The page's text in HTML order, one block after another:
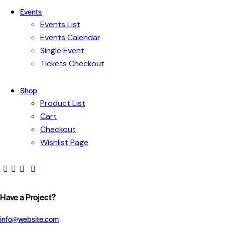
Events
Events List
Events Calendar
Single Event
Tickets Checkout
Shop
Product List
Cart
Checkout
Wishlist Page
Have a Project?
info@website.com